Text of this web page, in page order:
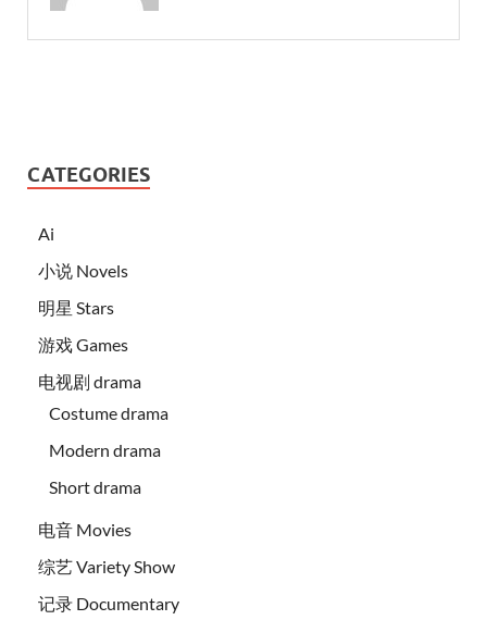
CATEGORIES
Ai
小说 Novels
明星 Stars
游戏 Games
电视剧 drama
Costume drama
Modern drama
Short drama
电音 Movies
综艺 Variety Show
记录 Documentary